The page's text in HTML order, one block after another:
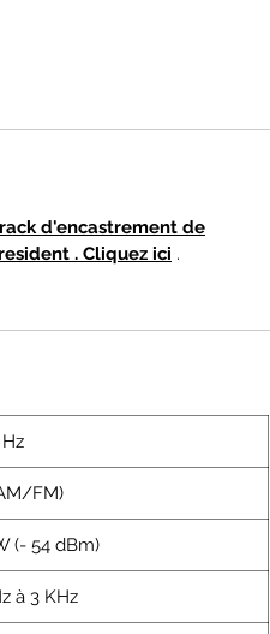
d'encastrement de
. Cliquez ici .
FM)
(- 54 dBm)
à 3 KHz